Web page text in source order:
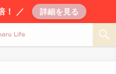
！ ／ 詳細を見る